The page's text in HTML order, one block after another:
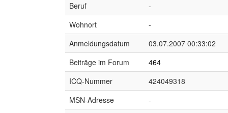
Beruf
-
Wohnort
-
Anmeldungsdatum
03.07.2007 00:33:02
Beiträge im Forum
464
ICQ-Nummer
424049318
MSN-Adresse
-